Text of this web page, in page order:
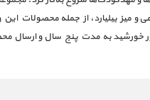
میز بیلیارد، از جمله محصولات
خورشید به مدت پنج سال و ارسال